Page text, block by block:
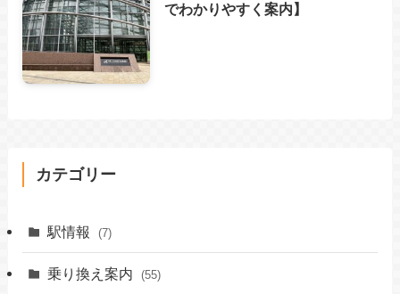
でわかりやすく案内】
カテゴリー
駅情報 (7)
乗り換え案内 (55)